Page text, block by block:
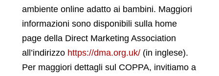
ambiente online adatto ai bambini. Maggiori
informazioni sono disponibili sulla home
page della Direct Marketing Association
all’indirizzo https://dma.org.uk/ (in inglese).
Per maggiori dettagli sul COPPA, invitiamo a